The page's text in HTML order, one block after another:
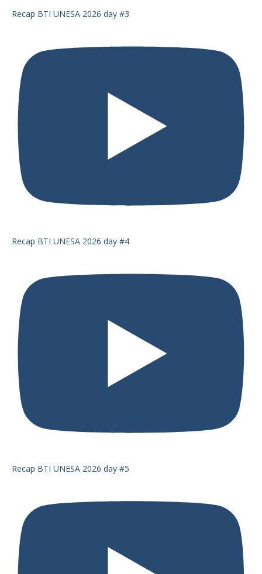
Recap BTI UNESA 2026 day #3
Recap BTI UNESA 2026 day #4
Recap BTI UNESA 2026 day #5